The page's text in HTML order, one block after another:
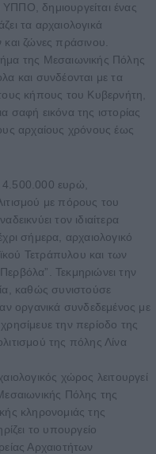
δημιουργείται ένας
τα αρχαιολογικά
ζώνες πράσινου.
της Μεσαιωνικής Πόλης
και συνδέονται με τα
κήπους του Κυβερνήτη,
σαφή εικόνα της ιστορίας
αρχαίους χρόνους έως
ευρώ,
με πόρους του
τον ιδιαίτερα
σήμερα, αρχαιολογικό
Τετράπυλου και των
Τεκμηριώνει την
καθώς συνιστούσε
οργανικά συνδεδεμένος με
την περίοδο της
της πόλης Λίνα
χώρος λειτουργεί
Πόλης της
κληρονομιάς της
το υπουργείο
Αρχαιοτήτων